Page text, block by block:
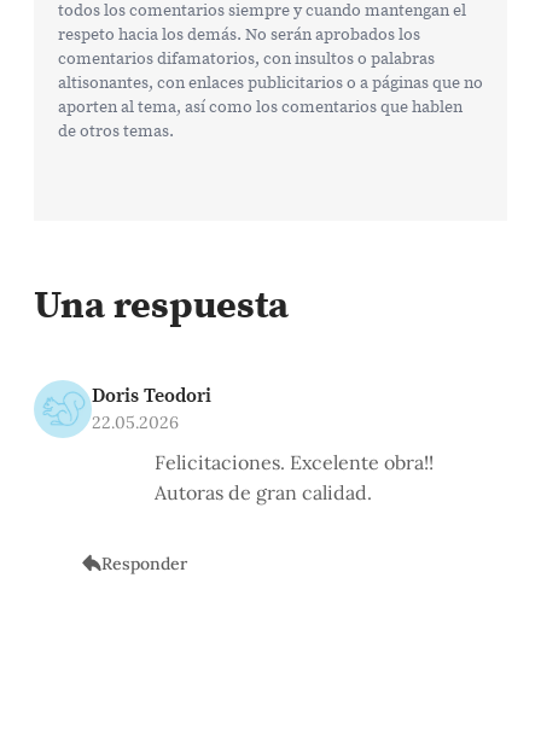
todos los comentarios siempre y cuando mantengan el
respeto hacia los demás. No serán aprobados los
comentarios difamatorios, con insultos o palabras
altisonantes, con enlaces publicitarios o a páginas que no
aporten al tema, así como los comentarios que hablen
de otros temas.
Una respuesta
Doris Teodori
22.05.2026
Felicitaciones. Excelente obra!!
Autoras de gran calidad.
Responder